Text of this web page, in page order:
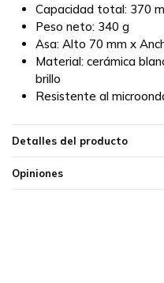
Capacidad total: 370
Peso neto: 340 g
Asa: Alto 70 mm x
Material: cerámica
brillo
Resistente al
Detalles del producto
Opiniones